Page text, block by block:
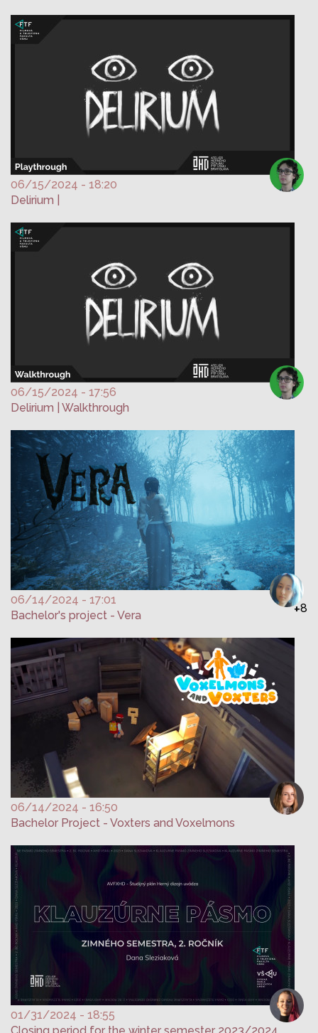
06/15/2024 - 18:20
Delirium |
06/15/2024 - 17:56
Delirium | Walkthrough
+8
06/14/2024 - 17:01
Bachelor's project - Vera
06/14/2024 - 16:50
Bachelor Project - Voxters and Voxelmons
01/31/2024 - 18:55